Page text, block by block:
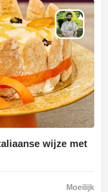
wijze met
Moeilijk